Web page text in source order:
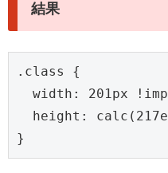
結果
.class {
width: 201px
height:
}